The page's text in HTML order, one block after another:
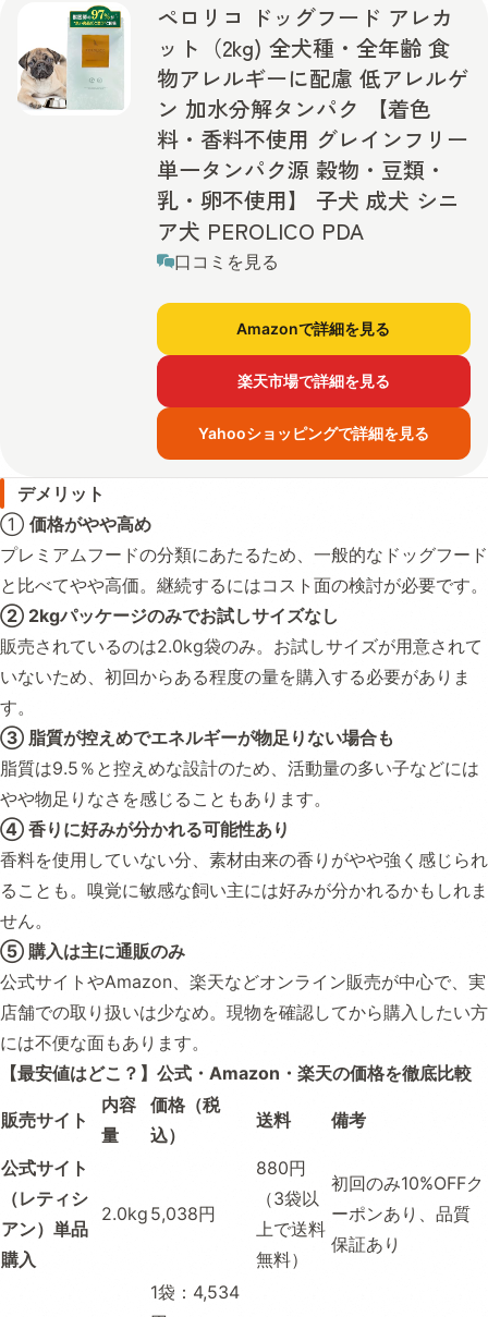
ペロリコ ドッグフード アレカ
ット（2kg) 全犬種・全年齢 食
物アレルギーに配慮 低アレルゲ
ン 加水分解タンパク 【着色
料・香料不使用 グレインフリー
単一タンパク源 穀物・豆類・
乳・卵不使用】 子犬 成犬 シニ
ア犬 PEROLICO PDA
口コミを見る
Amazonで詳細を見る
楽天市場で詳細を見る
Yahooショッピングで詳細を見る
デメリット
① 価格がやや高め
プレミアムフードの分類にあたるため、一般的なドッグフード
と比べてやや高価。継続するにはコスト面の検討が必要です。
② 2kgパッケージのみでお試しサイズなし
販売されているのは2.0kg袋のみ。お試しサイズが用意されて
いないため、初回からある程度の量を購入する必要がありま
す。
③ 脂質が控えめでエネルギーが物足りない場合も
脂質は9.5％と控えめな設計のため、活動量の多い子などには
やや物足りなさを感じることもあります。
④ 香りに好みが分かれる可能性あり
香料を使用していない分、素材由来の香りがやや強く感じられ
ることも。嗅覚に敏感な飼い主には好みが分かれるかもしれま
せん。
⑤ 購入は主に通販のみ
公式サイトやAmazon、楽天などオンライン販売が中心で、実
店舗での取り扱いは少なめ。現物を確認してから購入したい方
には不便な面もあります。
【最安値はどこ？】公式・Amazon・楽天の価格を徹底比較
販売サイト
内容
量
価格（税
込）
送料 備考
公式サイト
（レティシ
アン）単品
購入
2.0kg 5,038円
880円
（3袋以
上で送料
無料）
初回のみ10%OFFク
ーポンあり、品質
保証あり
1袋：4,534